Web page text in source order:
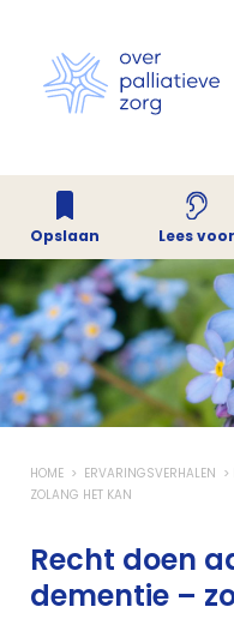
HOME ERVARINGSVERHALEN
ZOLANG HET KAN
Recht doen
dementie –
Opslaan Lees voor